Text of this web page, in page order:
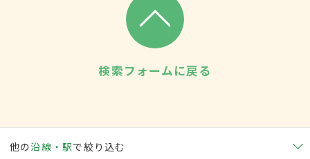
検索フォームに戻る
他の沿線・駅で絞り込む